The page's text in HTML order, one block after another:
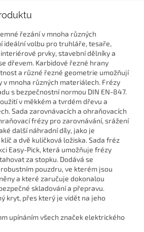
řezání v mnoha různých
ideální volbu pro truhláře, tesaře,
prvky, stavební dělníky a
dřevem. Karbidové řezné hrany
a různé řezné geometrie umožňují
mnoha různých materiálech. Frézy
s bezpečnostní normou DIN EN-847.
v měkkém a tvrdém dřevu a
Sada zarovnávacích a ohraňovacích
frézy pro zarovnávání, srážení
další náhradní díly, jako je
a dvě kuličková ložiska. Sada fréz
Easy-Pick, která umožňuje frézy
za stopku. Dodává se
pouzdru, ve kterém jsou
a které zaručuje dokonalou
skladování a přepravu.
kryt, přes který je vidět na jeho
upínáním všech značek elektrického